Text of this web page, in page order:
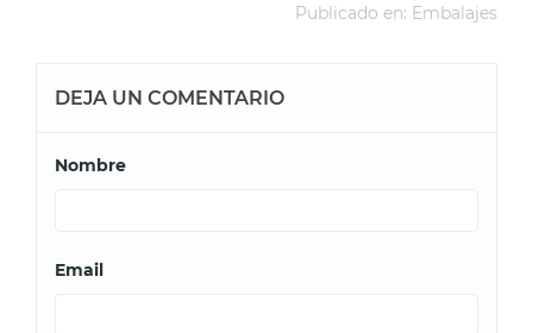
Publicado en: Embalajes
DEJA UN COMENTARIO
Nombre
Email